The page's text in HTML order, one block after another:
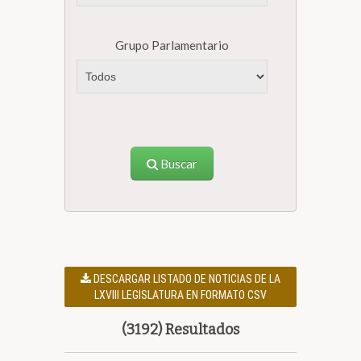
Grupo Parlamentario
Buscar
DESCARGAR LISTADO DE NOTICIAS DE LA
LXVIII LEGISLATURA EN FORMATO CSV
(3192) Resultados